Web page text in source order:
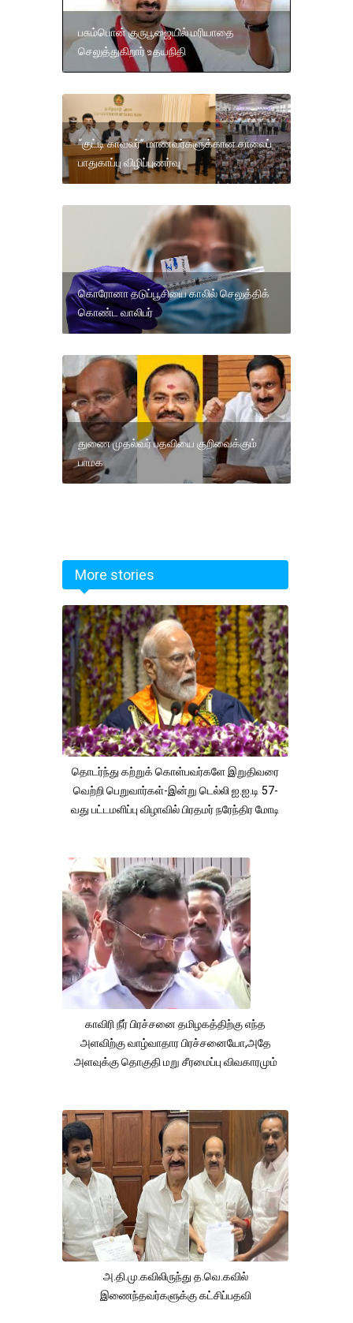
பசும்பொன் குருபூஜையில் மரியாதை
செலுத்துகிறார் உதயநிதி
“குட்டி காவலர்” மாணவர்களுக்கான சாலைப்
பாதுகாப்பு விழிப்புணர்வு
கொரோனா தடுப்பூசியை காலில் செலுத்திக்
கொண்ட வாலிபர்
துணை முதல்வர் பதவியை குறிவைக்கும்
பாமக
More stories
தொடர்ந்து கற்றுக் கொள்பவர்களே இறுதிவரை
வெற்றி பெறுவார்கள்-இன்று டெல்லி ஐ.ஐ.டி 57-
வது பட்டமளிப்பு விழாவில் பிரதமர் நரேந்திர மோடி
காவிரி நீர் பிரச்சனை தமிழகத்திற்கு எந்த
அளவிற்கு வாழ்வாதார பிரச்சனையோ,அதே
அளவுக்கு தொகுதி மறு சீரமைப்பு விவகாரமும்
அ.தி.மு.கவிலிருந்து த.வெ.கவில்
இணைந்தவர்களுக்கு கட்சிப்பதவி